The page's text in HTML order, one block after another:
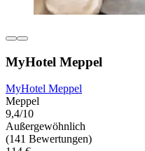
MyHotel Meppel
MyHotel Meppel
Meppel
9,4/10
Außergewöhnlich
(141 Bewertungen)